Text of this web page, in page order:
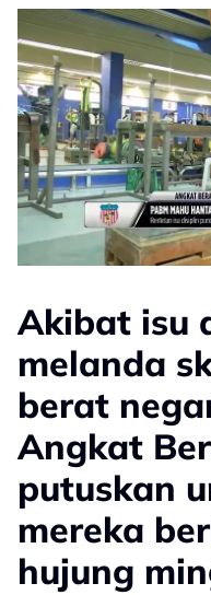
Akibat isu
melanda
berat
Angkat
putuskan
mereka
hujung